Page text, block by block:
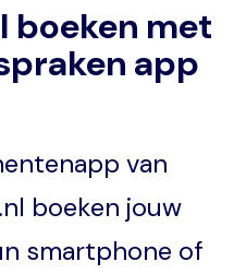
boeken met
app
van
boeken jouw
smartphone of